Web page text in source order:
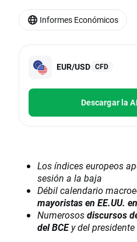
EUR/USD CFD
Descargar la
Los índices europeos
sesión a la baja
Débil calendario
mayoristas en EE.UU.
Numerososdiscursos
del BCEy del presidente
Informes Económicos